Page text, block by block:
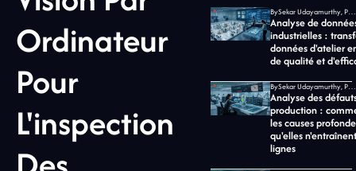
Ordinateur
Pour
L'inspection
By Sekar Udayamurthy, PDG de Jidoka Tech
Analyse de
industrielles :
données d'atelier
de qualité et
By Sekar Udayamurthy, PDG de Jidoka Tech
Analyse des
production :
les causes
qu'elles
lignes